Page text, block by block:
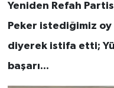
Yeniden Refah
Peker istediğimiz oy
diyerek istifa etti;
başarı...